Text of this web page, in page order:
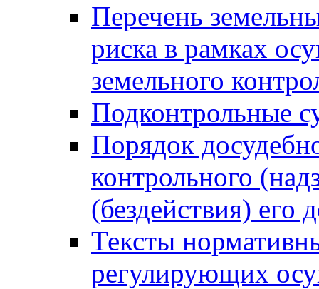
Перечень
риска в рамках
земельного
Подконтрольные
Порядок
контрольного
(бездействия)
Тексты
регулирующих